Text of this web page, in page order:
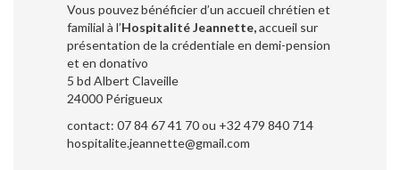
Vous pouvez bénéficier d’un accueil chrétien et
familial à l’Hospitalité Jeannette,accueil sur
présentation de la crédentiale en demi-pension
et en donativo
5 bd Albert Claveille
24000 Périgueux
contact: 07 84 67 41 70 ou +32 479 840 714
hospitalite.jeannette@gmail.com